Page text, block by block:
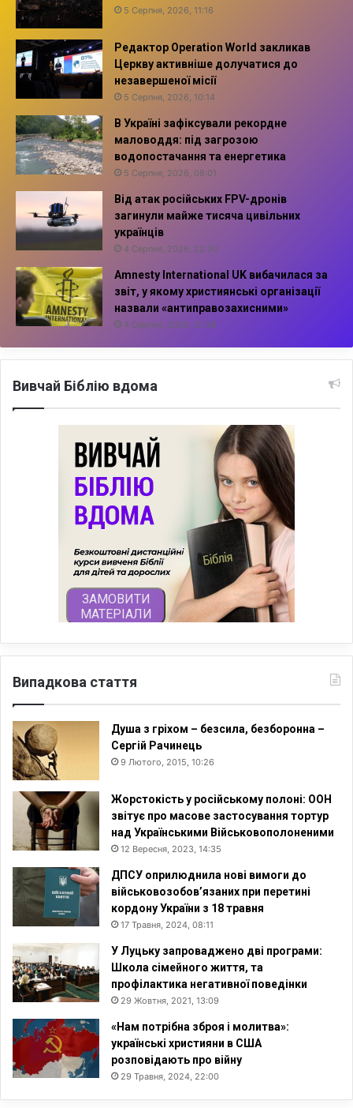
5 Серпня, 2026, 11:16
Редактор Operation World закликав
Церкву активніше долучатися до
незавершеної місії
5 Серпня, 2026, 10:14
В Україні зафіксували рекордне
маловоддя: під загрозою
водопостачання та енергетика
5 Серпня, 2026, 08:01
Від атак російських FPV-дронів
загинули майже тисяча цивільних
українців
4 Серпня, 2026, 22:30
Amnesty International UK вибачилася за
звіт, у якому християнські організації
назвали «антиправозахисними»
4 Серпня, 2026, 21:38
Вивчай Біблію вдома
Випадкова стаття
Душа з гріхом – безсила, безборонна –
Сергій Рачинець
9 Лютого, 2015, 10:26
Жорстокість у російському полоні: ООН
звітує про масове застосування тортур
над Українськими Військовополоненими
12 Вересня, 2023, 14:35
ДПСУ оприлюднила нові вимоги до
військовозобов’язаних при перетині
кордону України з 18 травня
17 Травня, 2024, 08:11
У Луцьку запроваджено дві програми:
Школа сімейного життя, та
профілактика негативної поведінки
29 Жовтня, 2021, 13:09
«Нам потрібна зброя і молитва»:
українські християни в США
розповідають про війну
29 Травня, 2024, 22:00